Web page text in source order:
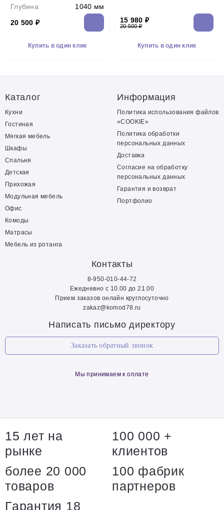
Глубина
1040 мм
20 500 ₽
Купить в один клик
15 980 ₽
20 500 ₽
Купить в один клик
Каталог
Кухни
Гостиная
Мягкая мебель
Шкафы
Спальня
Детская
Прихожая
Модульная мебель
Офис
Комоды
Матрасы
Мебель из ротанга
Информация
Политика использования файлов
«COOKIE»
Политика обработки
персональных данных
Доставка
Согласие на обработку
персональных данных
Гарантия и возврат
Портфолио
Контакты
8-950-010-44-72
Ежедневно с 10.00 до 21.00
Прием заказов онлайн круглосуточно
zakaz@komod78.ru
Написать письмо директору
Заказать обратный звонок
Мы принимаем к оплате
15 лет на
рынке
100 000 +
клиентов
более 20 000
товаров
100 фабрик
партнеров
Гарантия 18